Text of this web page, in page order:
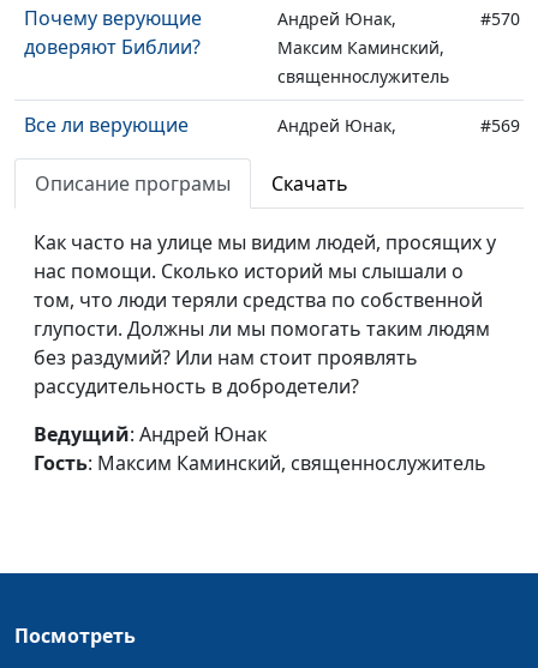
Почему верующие
доверяют Библии?
Андрей Юнак,
Максим Каминский,
священнослужитель
#570
Все ли верующие
счастливы?
Андрей Юнак,
священнослужитель
#569
Где справедливость?
Андрей Юнак,
Максим Каминский,
священнослужитель
Откуда в нас вера?
Андрей Юнак,
Максим Каминский,
священнослужитель
#567
Как победить страх?
Максим Каминский,
небесах?
Максим Каминский,
Описание програмы Скачать
Как часто на улице мы видим людей, просящих у
нас помощи. Сколько историй мы слышали о
том, что люди теряли средства по собственной
глупости. Должны ли мы помогать таким людям
без раздумий? Или нам стоит проявлять
рассудительность в добродетели?
Ведущий: Андрей Юнак
Гость: Максим Каминский, священнослужитель
Посмотреть